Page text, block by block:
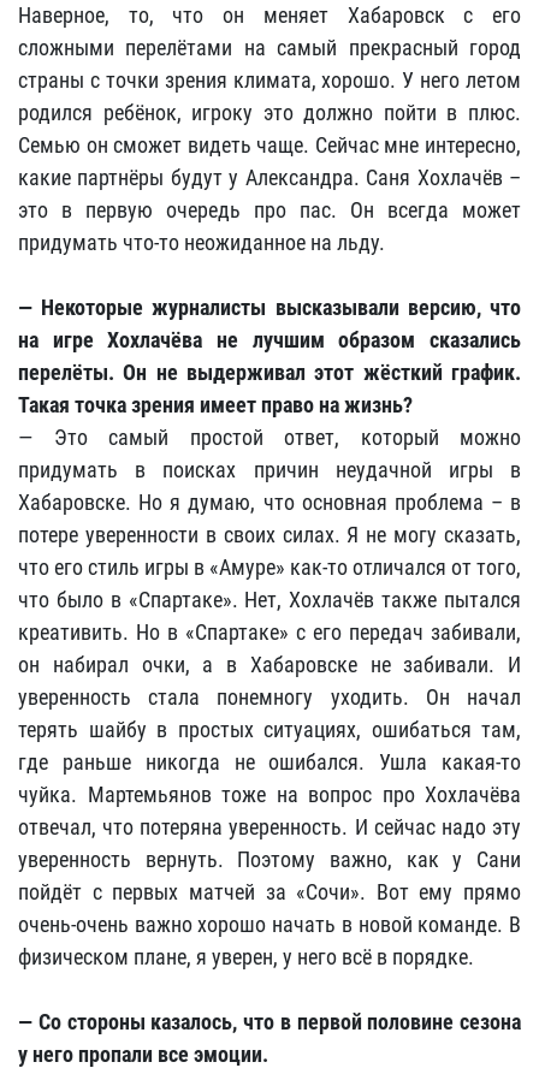
Наверное, то, что он меняет Хабаровск с его
сложными перелётами на самый прекрасный город
страны с точки зрения климата, хорошо. У него летом
родился ребёнок, игроку это должно пойти в плюс.
Семью он сможет видеть чаще. Сейчас мне интересно,
какие партнёры будут у Александра. Саня Хохлачёв –
это в первую очередь про пас. Он всегда может
придумать что-то неожиданное на льду.
— Некоторые журналисты высказывали версию, что
на игре Хохлачёва не лучшим образом сказались
перелёты. Он не выдерживал этот жёсткий график.
Такая точка зрения имеет право на жизнь?
— Это самый простой ответ, который можно
придумать в поисках причин неудачной игры в
Хабаровске. Но я думаю, что основная проблема – в
потере уверенности в своих силах. Я не могу сказать,
что его стиль игры в «Амуре» как-то отличался от того,
что было в «Спартаке». Нет, Хохлачёв также пытался
креативить. Но в «Спартаке» с его передач забивали,
он набирал очки, а в Хабаровске не забивали. И
уверенность стала понемногу уходить. Он начал
терять шайбу в простых ситуациях, ошибаться там,
где раньше никогда не ошибался. Ушла какая-то
чуйка. Мартемьянов тоже на вопрос про Хохлачёва
отвечал, что потеряна уверенность. И сейчас надо эту
уверенность вернуть. Поэтому важно, как у Сани
пойдёт с первых матчей за «Сочи». Вот ему прямо
очень-очень важно хорошо начать в новой команде. В
физическом плане, я уверен, у него всё в порядке.
— Со стороны казалось, что в первой половине сезона
у него пропали все эмоции.